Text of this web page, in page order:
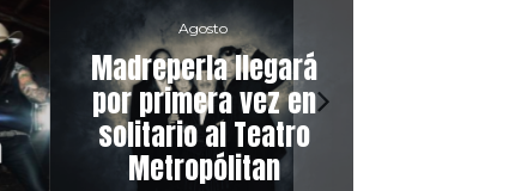
Agosto
Madreperla llegará
por primera vez en
solitario al Teatro
Metropólitan